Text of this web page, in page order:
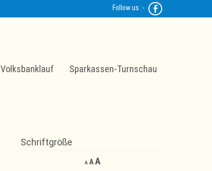
Follow us :-
Volksbanklauf Sparkassen-Turnschau
Schriftgröße
A
Decrease
font
A Reset
A